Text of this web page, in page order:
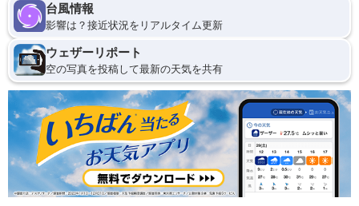
台風情報
影響は？接近状況をリアルタイム更新
ウェザーリポート
空の写真を投稿して最新の天気を共有